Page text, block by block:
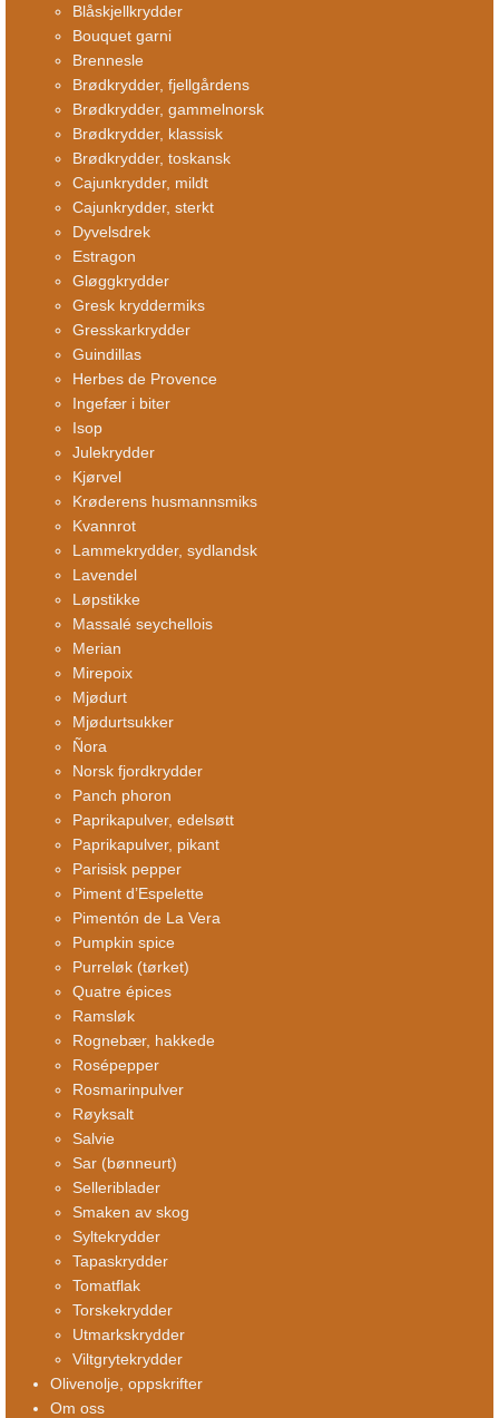
Blåskjellkrydder
Bouquet garni
Brennesle
Brødkrydder, fjellgårdens
Brødkrydder, gammelnorsk
Brødkrydder, klassisk
Brødkrydder, toskansk
Cajunkrydder, mildt
Cajunkrydder, sterkt
Dyvelsdrek
Estragon
Gløggkrydder
Gresk kryddermiks
Gresskarkrydder
Guindillas
Herbes de Provence
Ingefær i biter
Isop
Julekrydder
Kjørvel
Krøderens husmannsmiks
Kvannrot
Lammekrydder, sydlandsk
Lavendel
Løpstikke
Massalé seychellois
Merian
Mirepoix
Mjødurt
Mjødurtsukker
Ñora
Norsk fjordkrydder
Panch phoron
Paprikapulver, edelsøtt
Paprikapulver, pikant
Parisisk pepper
Piment d’Espelette
Pimentón de La Vera
Pumpkin spice
Purreløk (tørket)
Quatre épices
Ramsløk
Rognebær, hakkede
Rosépepper
Rosmarinpulver
Røyksalt
Salvie
Sar (bønneurt)
Selleriblader
Smaken av skog
Syltekrydder
Tapaskrydder
Tomatflak
Torskekrydder
Utmarkskrydder
Viltgrytekrydder
Olivenolje, oppskrifter
Om oss